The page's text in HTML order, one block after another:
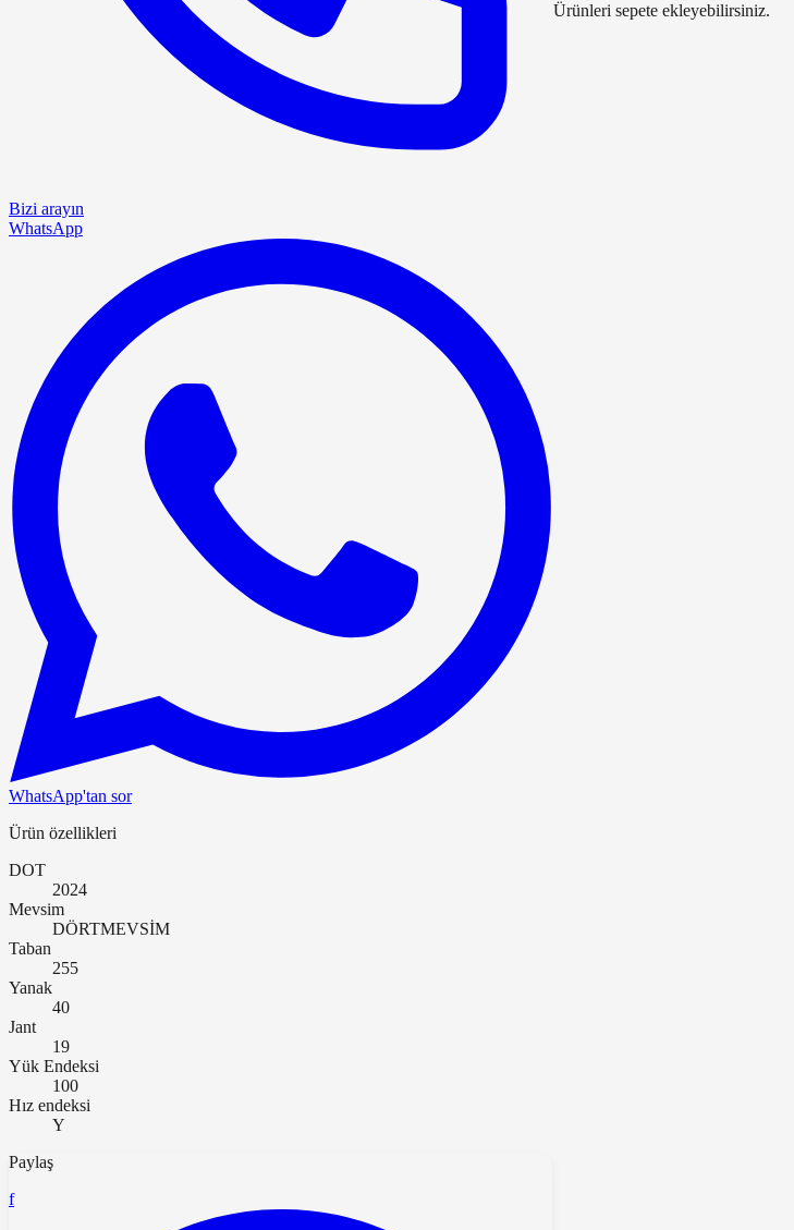
Bizi arayın
WhatsApp
WhatsApp'tan sor
Ürün özellikleri
DOT
2024
Mevsim
DÖRTMEVSİM
Taban
255
Yanak
40
Jant
19
Yük Endeksi
100
Hız endeksi
Y
Paylaş
f
Ürünleri sepete ekleyebilirsiniz.